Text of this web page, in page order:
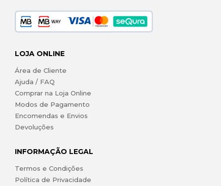
LOJA ONLINE
Área de Cliente
Ajuda / FAQ
Comprar na Loja Online
Modos de Pagamento
Encomendas e Envios
Devoluções
INFORMAÇÃO LEGAL
Termos e Condições
Política de Privacidade